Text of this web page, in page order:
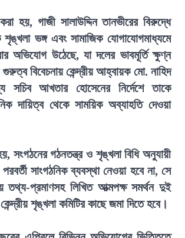
হয়, গাজী সালাউদ্দিন তানভীরের বিরুদ্ধে
ভঙ্গ এবং সামাজিক যোগাযোগমাধ্যমে
অভিযোগ উঠেছে, যা দলের ভাবমূর্তি ক্ষুণ্ন
বিবেচনায় কেন্দ্রীয় আহ্বায়ক মো. নাহিদ
আখতার হোসেনের নির্দেশে তাকে
দায়িত্ব থেকে সাময়িক অব্যাহতি দেওয়া
সংগঠনের গঠনতন্ত্র ও শৃঙ্খলা বিধি অনুযায়ী
সাংগঠনিক ব্যবস্থা নেওয়া হবে না, সে
তথ্য-প্রমাণসহ লিখিত আত্মপক্ষ সমর্থন দুই
শৃঙ্খলা কমিটির কাছে জমা দিতে হবে।